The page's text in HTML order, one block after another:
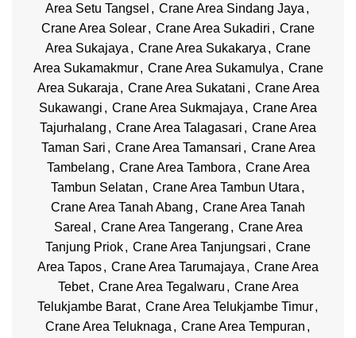
Area Setu Tangsel , Crane Area Sindang Jaya ,
Crane Area Solear, Crane Area Sukadiri , Crane
Area Sukajaya , Crane Area Sukakarya , Crane
Area Sukamakmur , Crane Area Sukamulya , Crane
Area Sukaraja , Crane Area Sukatani , Crane Area
Sukawangi , Crane Area Sukmajaya , Crane Area
Tajurhalang , Crane Area Talagasari , Crane Area
Taman Sari , Crane Area Tamansari , Crane Area
Tambelang , Crane Area Tambora , Crane Area
Tambun Selatan , Crane Area Tambun Utara ,
Crane Area Tanah Abang , Crane Area Tanah
Sareal , Crane Area Tangerang , Crane Area
Tanjung Priok, Crane Area Tanjungsari , Crane
Area Tapos, Crane Area Tarumajaya , Crane Area
Tebet , Crane Area Tegalwaru , Crane Area
Telukjambe Barat , Crane Area Telukjambe Timur ,
Crane Area Teluknaga , Crane Area Tempuran ,